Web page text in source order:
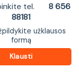
tel.
8 656
88181
užklausos
formą
Klausti